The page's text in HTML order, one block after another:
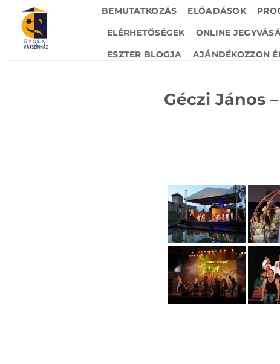
content
BEMUTATKOZÁS ELŐADÁSOK
ELÉRHETŐSÉGEK
ONLINE
ESZTER BLOGJA
AJÁNDÉKOZZON
Géczi János